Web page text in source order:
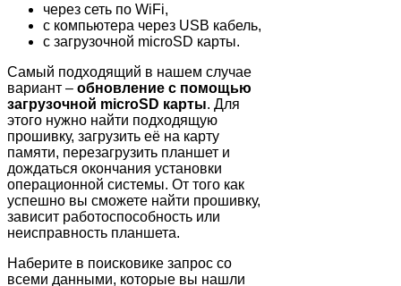
через сеть по WiFi,
с компьютера через USB кабель,
с загрузочной microSD карты.
Самый подходящий в нашем случае
вариант – обновление с помощью
загрузочной microSD карты. Для
этого нужно найти подходящую
прошивку, загрузить её на карту
памяти, перезагрузить планшет и
дождаться окончания установки
операционной системы. От того как
успешно вы сможете найти прошивку,
зависит работоспособность или
неисправность планшета.
Наберите в поисковике запрос со
всеми данными, которые вы нашли